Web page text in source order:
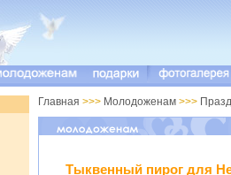
Главная >>> Молодоженам >>>
Тыквенный пирог для